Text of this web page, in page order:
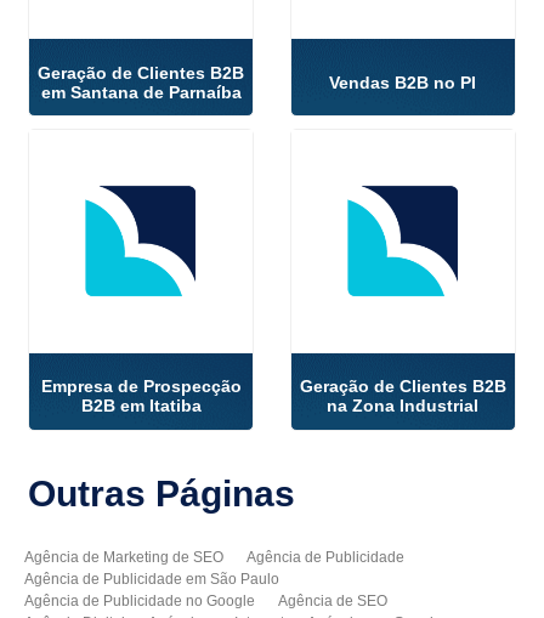
Geração de Clientes B2B
em Santana de Parnaíba
Vendas B2B no PI
Empresa de Prospecção
B2B em Itatiba
Geração de Clientes B2B
na Zona Industrial
Outras Páginas
Agência de Marketing de SEO
Agência de Publicidade
Agência de Publicidade em São Paulo
Agência de Publicidade no Google
Agência de SEO